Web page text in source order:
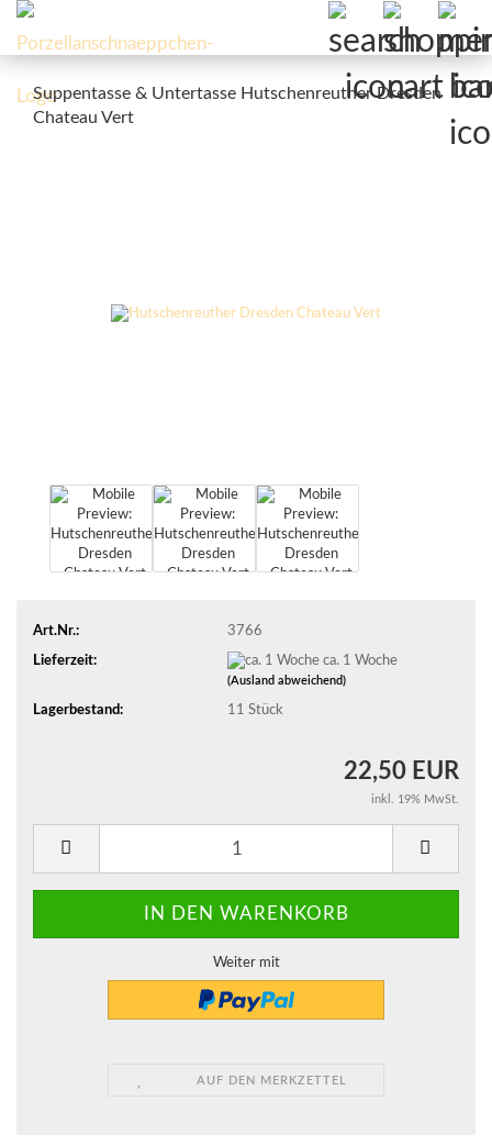
Suppentasse & Untertasse Hutschenreuther Dresden
Chateau Vert
Art.Nr.: 3766
Lieferzeit: ca. 1 Woche
(Ausland abweichend)
Lagerbestand: 11 Stück
22,50 EUR
inkl. 19% MwSt.
Weiter mit
AUF DEN MERKZETTEL